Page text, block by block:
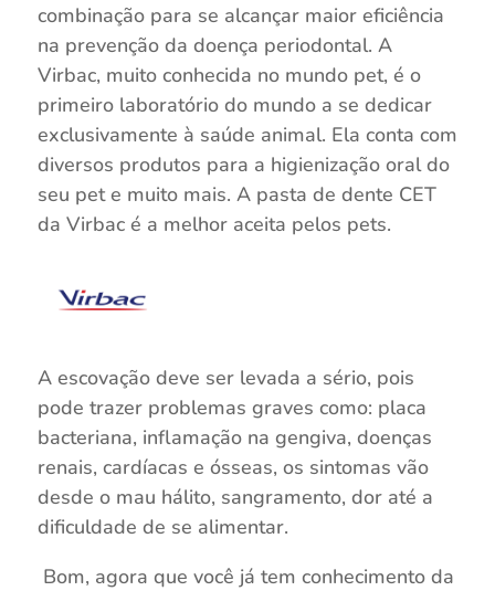
combinação para se alcançar maior eficiência
na prevenção da doença periodontal. A
Virbac, muito conhecida no mundo pet, é o
primeiro laboratório do mundo a se dedicar
exclusivamente à saúde animal. Ela conta com
diversos produtos para a higienização oral do
seu pet e muito mais. A pasta de dente CET
da Virbac é a melhor aceita pelos pets.
A escovação deve ser levada a sério, pois
pode trazer problemas graves como: placa
bacteriana, inflamação na gengiva, doenças
renais, cardíacas e ósseas, os sintomas vão
desde o mau hálito, sangramento, dor até a
dificuldade de se alimentar.
Bom, agora que você já tem conhecimento da